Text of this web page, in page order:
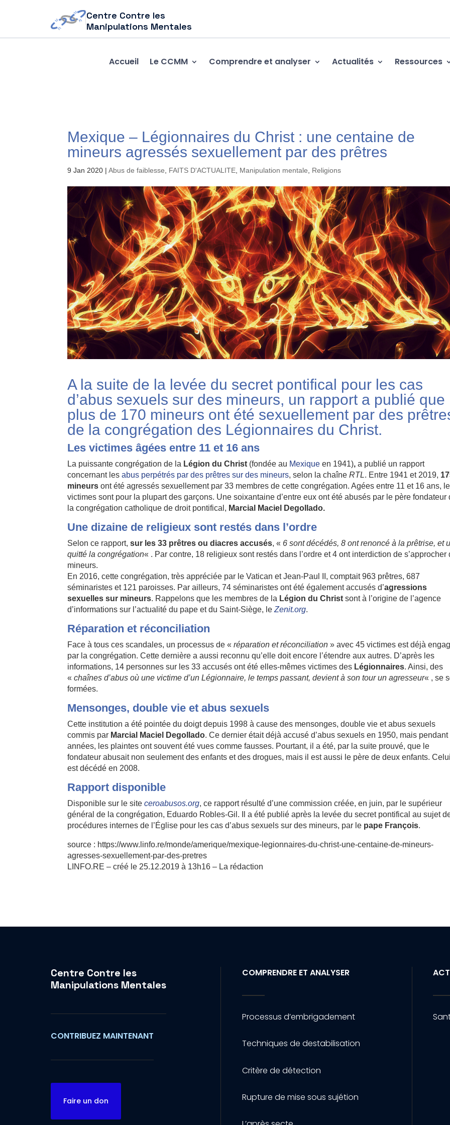
Centre Contre les
Manipulations Mentales
Accueil Le CCMM Comprendre et analyser Actualités Ressources
Mexique – Légionnaires du Christ : une centaine de
mineurs agressés sexuellement par des prêtres
9 Jan 2020 |Abus de faiblesse FAITS D'ACTUALITE Manipulation mentale Religions
A la suite de la levée du secret pontifical pour les cas
d’abus sexuels sur des mineurs, un rapport a publié que
plus de 170 mineurs ont été sexuellement par des
de la congrégation des Légionnaires du Christ.
Les victimes âgées entre 11 et 16 ans
La puissante congrégation de la Légion du Christ (fondée au Mexique en 1941),a publié un rapport
concernant lesabus perpétrés par des prêtres sur des mineurs, selon la chaîneRTL. Entre 1941 et 2019,
mineurs ont été agressés sexuellement par 33 membres de cette congrégation. Agées entre 11 et 16 ans,
victimes sont pour la plupart des garçons. Une soixantaine d’entre eux ont été abusés par le père fondateur
la congrégation catholique de droit pontifical, Marcial Maciel Degollado.
Une dizaine de religieux sont restés dans l’ordre
Selon ce rapport,sur les 33 prêtres ou diacres accusés, « 6 sont décédés, 8 ont renoncé à la prêtrise, et
quitté la congrégation« . Par contre, 18 religieux sont restés dans l’ordre et 4 ont interdiction de s’approcher
mineurs.
En 2016, cette congrégation, très appréciée par le Vatican et Jean-Paul II, comptait 963 prêtres, 687
séminaristes et 121 paroisses. Par ailleurs, 74 séminaristes ont été également accusés d’agressions
sexuelles sur mineurs. Rappelons que les membres de la Légion du Christ sont à l’origine de l’agence
d’informations sur l’actualité du pape et du Saint-Siège, leZenit.org.
Réparation et réconciliation
Face à tous ces scandales, un processus de «réparation et réconciliation » avec 45 victimes est déjà
par la congrégation. Cette dernière a aussi reconnu qu’elle doit encore l’étendre aux autres. D’après les
informations, 14 personnes sur les 33 accusés ont été elles-mêmes victimes des Légionnaires. Ainsi, des
«chaînes d’abus où une victime d’un Légionnaire, le temps passant, devient à son tour un agresseur« , se
formées.
Mensonges, double vie et abus sexuels
Cette institution a été pointée du doigt depuis 1998 à cause des mensonges, double vie et abus sexuels
commis par Marcial Maciel Degollado. Ce dernier était déjà accusé d’abus sexuels en 1950, mais pendant
années, les plaintes ont souvent été vues comme fausses. Pourtant, il a été, par la suite prouvé, que le
fondateur abusait non seulement des enfants et des drogues, mais il est aussi le père de deux enfants.
est décédé en 2008.
Rapport disponible
Disponible sur le siteceroabusos.org, ce rapport résulté d’une commission créée, en juin, par le supérieur
général de la congrégation, Eduardo Robles-Gil. Il a été publié après la levée du secret pontifical au sujet
procédures internes de l’Église pour les cas d’abus sexuels sur des mineurs, par le pape François.
source : https://www.linfo.re/monde/amerique/mexique-legionnaires-du-christ-une-centaine-de-mineurs-
agresses-sexuellement-par-des-pretres
LINFO.RE – créé le 25.12.2019 à 13h16 – La rédaction
Centre Contre les
Manipulations Mentales
CONTRIBUEZ MAINTENANT
Faire un don
COMPRENDRE ET ANALYSER
Processus d’embrigadement
Techniques de destabilisation
Critère de détection
Rupture de mise sous sujétion